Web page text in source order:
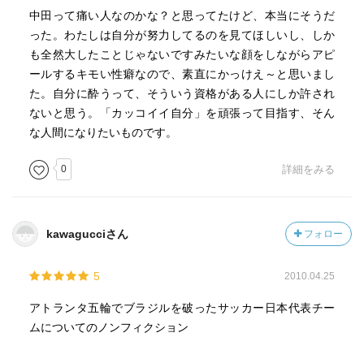
中田って痛い人なのかな？と思ってたけど、本当にそうだ
った。わたしは自分が努力してるのを見てほしいし、しか
も全然大したことじゃないですみたいな顔をしながらアピ
ールするキモい性癖なので、素直にかっけえ～と思いまし
た。自分に酔うって、そういう資格がある人にしか許され
ないと思う。「カッコイイ自分」を頑張って目指す、そん
な人間になりたいものです。
0 詳細をみる
kawagucciさん フォロー
5 2010.04.25
アトランタ五輪でブラジルを破ったサッカー日本代表チー
ムについてのノンフィクション